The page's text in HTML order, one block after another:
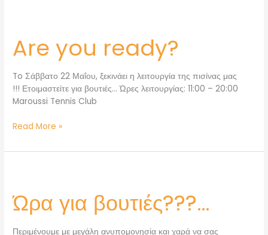
Are you ready?
To Σάββατο 22 Μαΐου, ξεκινάει η λειτουργία της πισίνας μας
!!! Ετοιμαστείτε για βουτιές… Ώρες λειτουργίας: 11:00 – 20:00
Maroussi Tennis Club
ready?
Read More »
Ώρα για βουτιές???…
Περιμένουμε με μεγάλη ανυπομονησία και χαρά να σας
βουτιές???…